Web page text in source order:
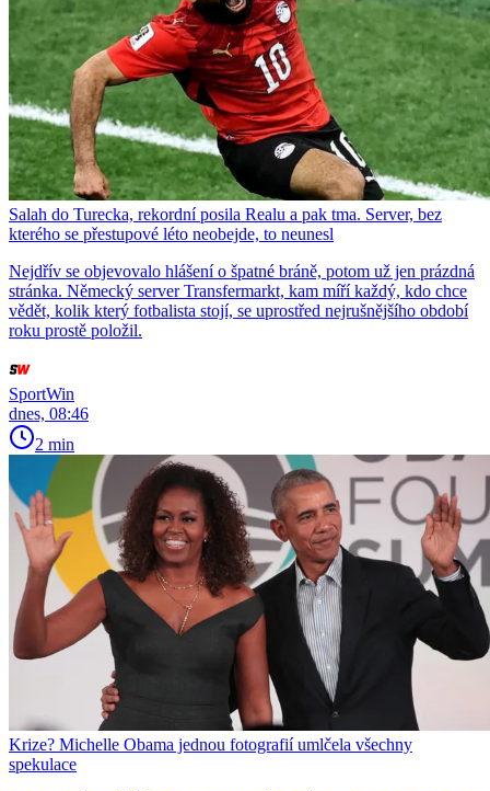
Salah do Turecka, rekordní posila Realu a pak tma. Server, bez
kterého se přestupové léto neobejde, to neunesl
Nejdřív se objevovalo hlášení o špatné bráně, potom už jen prázdná
stránka. Německý server Transfermarkt, kam míří každý, kdo chce
vědět, kolik který fotbalista stojí, se uprostřed nejrušnějšího období
roku prostě položil.
SportWin
dnes, 08:46
2 min
Krize? Michelle Obama jednou fotografií umlčela všechny
spekulace